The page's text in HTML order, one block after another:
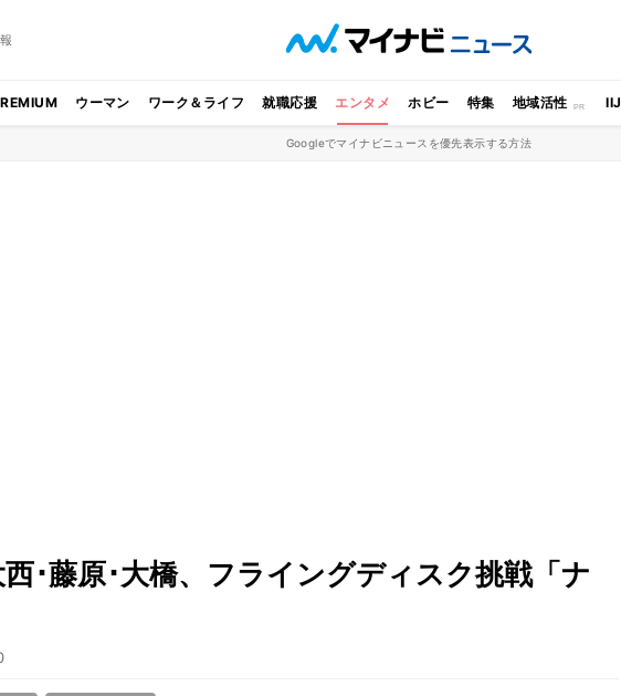
ウーマン ワーク＆ライフ 就職応援 エンタメ ホビー 特集 地域活性 IIJ
Googleでマイナビニュースを優先表示する方法
･藤原･大橋、フライングディスク挑戦「ナ